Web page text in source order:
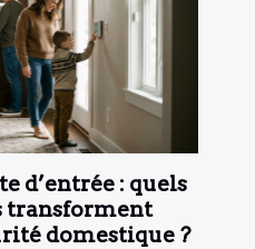
d’entrée : quels
transforment
domestique ?